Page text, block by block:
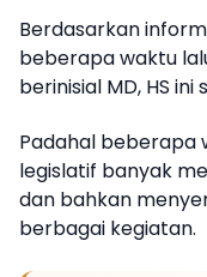
Berdasarkan
beberapa waktu
berinisial MD, HS
Padahal beberapa
legislatif banyak
dan bahkan
berbagai kegiatan.